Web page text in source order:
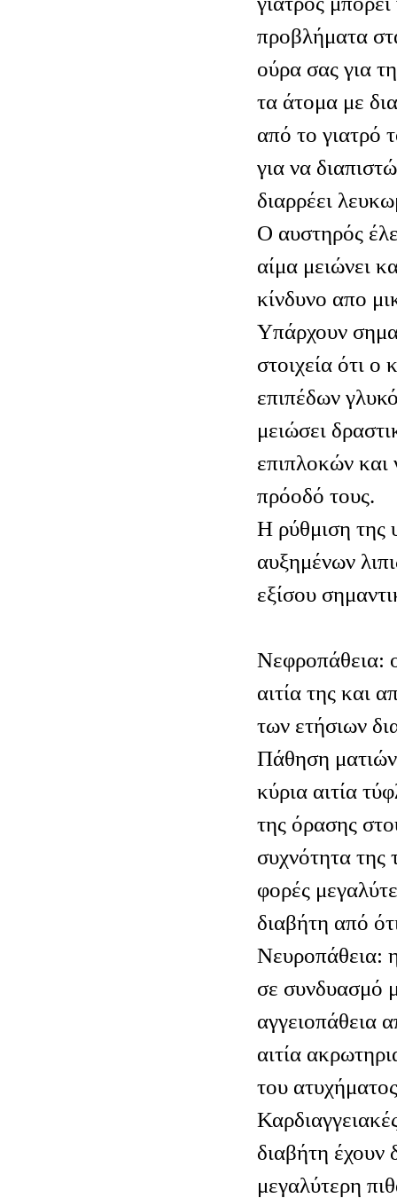
προβλήματα
ούρα σας για
τα άτομα με
από το γιατρό
για να
διαρρέει
Ο αυστηρός
αίμα μειώνει
κίνδυνο απο
Υπάρχουν
στοιχεία ότι ο
επιπέδων
μειώσει
επιπλοκών και
πρόοδό τους.
Η ρύθμιση της
αυξημένων
εξίσου
Νεφροπάθεια:
αιτία της και
των ετήσιων
Πάθηση
κύρια αιτία
της όρασης
συχνότητα της
φορές
διαβήτη από
Νευροπάθεια:
σε συνδυασμό
αγγειοπάθεια
αιτία
του
διαβήτη έχουν
μεγαλύτερη